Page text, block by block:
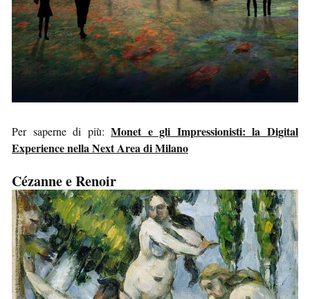
Per saperne di più:Monet e gli Impressionisti: la Digital
Experience nella Next Area di Milano
Cézanne e Renoir